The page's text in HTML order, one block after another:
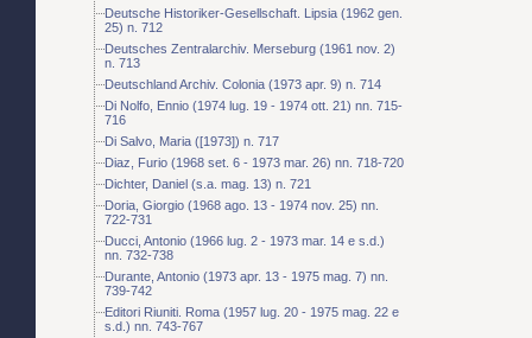
Deutsche Historiker-Gesellschaft. Lipsia (1962 gen.
25) n. 712
Deutsches Zentralarchiv. Merseburg (1961 nov. 2)
n. 713
Deutschland Archiv. Colonia (1973 apr. 9) n. 714
Di Nolfo, Ennio (1974 lug. 19 - 1974 ott. 21) nn. 715-
716
Di Salvo, Maria ([1973]) n. 717
Diaz, Furio (1968 set. 6 - 1973 mar. 26) nn. 718-720
Dichter, Daniel (s.a. mag. 13) n. 721
Doria, Giorgio (1968 ago. 13 - 1974 nov. 25) nn.
722-731
Ducci, Antonio (1966 lug. 2 - 1973 mar. 14 e s.d.)
nn. 732-738
Durante, Antonio (1973 apr. 13 - 1975 mag. 7) nn.
739-742
Editori Riuniti. Roma (1957 lug. 20 - 1975 mag. 22 e
s.d.) nn. 743-767